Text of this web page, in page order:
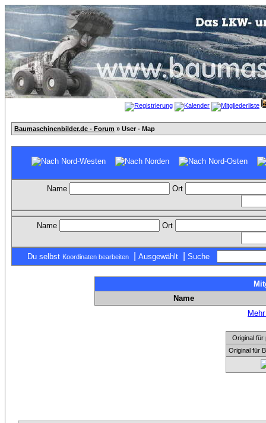
Baumaschinenbilder.de - Forum » User - Map
Name Ort
Name Ort
Du selbst Koordinaten bearbeiten Ausgewählt Suche
Name
Original für
Original für